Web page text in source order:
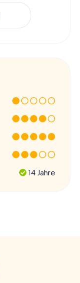
14 Jahre